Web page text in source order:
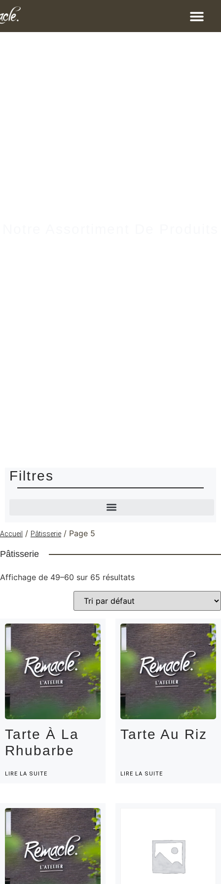
Filtres
Accueil / Pâtisserie / Page 5
Pâtisserie
Affichage de 49–60 sur 65 résultats
Tarte À La
Rhubarbe
LIRE LA SUITE
Tarte Au Riz
LIRE LA SUITE